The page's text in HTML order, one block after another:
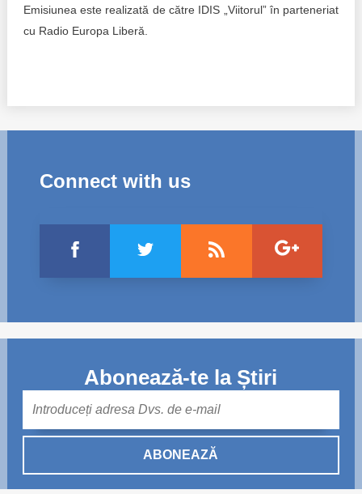
Emisiunea este realizată de către IDIS „Viitorul” în parteneriat
cu Radio Europa Liberă.
Connect with us
Abonează-te la Știri
ABONEAZĂ